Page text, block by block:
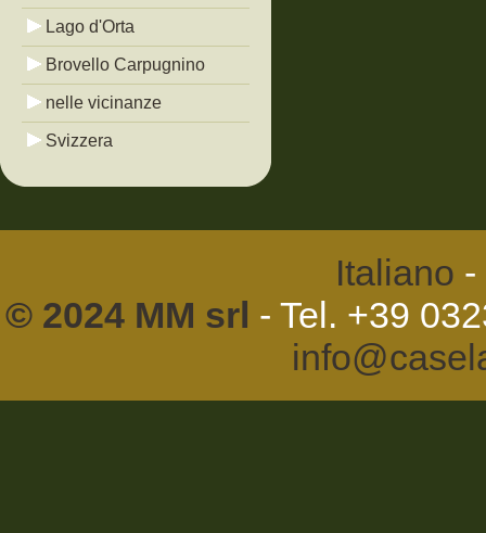
Lago d'Orta
Brovello Carpugnino
nelle vicinanze
Svizzera
Italiano -
© 2024 MM srl - Tel. +39